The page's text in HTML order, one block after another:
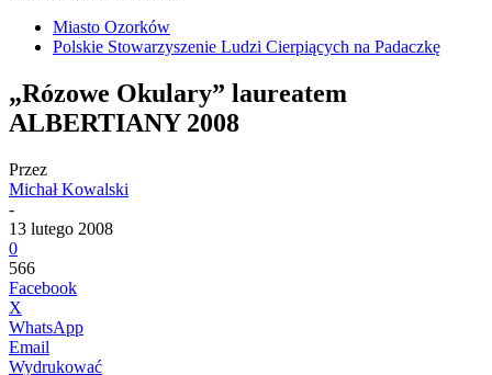
Miasto Ozorków
Polskie Stowarzyszenie Ludzi Cierpiących na Padaczkę
„Rózowe Okulary” laureatem
ALBERTIANY 2008
Przez
Michał Kowalski
-
13 lutego 2008
0
566
Facebook
X
WhatsApp
Email
Wydrukować